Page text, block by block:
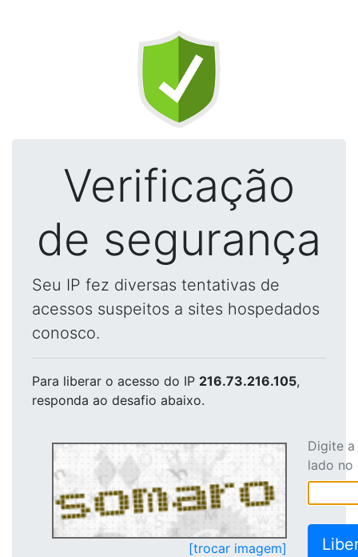
Verificação
de segurança
Seu IP fez diversas tentativas de
acessos suspeitos a sites hospedados
conosco.
Para liberar o acesso do IP 216.73.216.105,
responda ao desafio abaixo.
[trocar imagem]
Digite
lado no